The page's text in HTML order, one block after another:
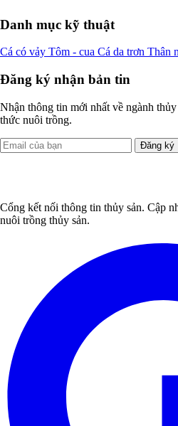
Danh mục kỹ thuật
Cá có vảy Tôm - cua Cá da trơn Thân
Đăng ký nhận bản tin
Nhận thông tin mới nhất về ngành
thức nuôi trồng.
Đăng ký
Cổng kết nối thông tin thủy sản. Cập
nuôi trồng thủy sản.